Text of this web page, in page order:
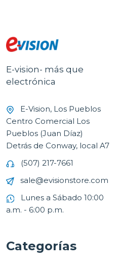
E-vision- más que
electrónica
E-Vision, Los Pueblos
Centro Comercial Los
Pueblos (Juan Díaz)
Detrás de Conway, local A7
(507) 217-7661
sale@evisionstore.com
Lunes a Sábado 10:00
a.m. - 6:00 p.m.
Categorías